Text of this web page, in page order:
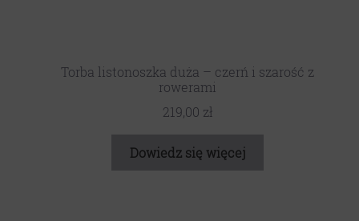
Torba listonoszka duża – czerń i szarość z
rowerami
219,00 zł
Dowiedz się więcej